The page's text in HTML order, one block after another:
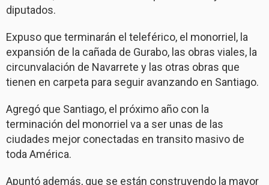
diputados.
Expuso que terminarán el teleférico, el monorriel, la
expansión de la cañada de Gurabo, las obras viales, la
circunvalación de Navarrete y las otras obras que
tienen en carpeta para seguir avanzando en Santiago.
Agregó que Santiago, el próximo año con la
terminación del monorriel va a ser unas de las
ciudades mejor conectadas en transito masivo de
toda América.
Apuntó además, que se están construyendo la mayor